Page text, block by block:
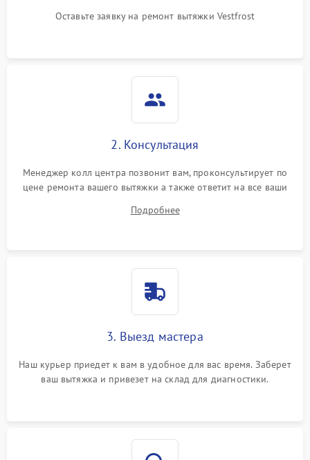
Оставьте заявку на ремонт вытяжки Vestfrost
2. Консультация
Менеджер колл центра позвонит вам, проконсультирует по
цене ремонта вашего вытяжки а также ответит на все ваши
Подробнее
3. Выезд мастера
Наш курьер приедет к вам в удобное для вас время. Заберет
ваш вытяжка и привезет на склад для диагностики.